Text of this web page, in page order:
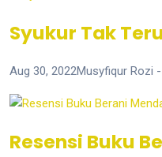
Syukur Tak
Aug 30, 2022Musyfiqur Rozi
Resensi Buku